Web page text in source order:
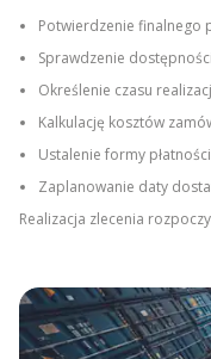
Potwierdzenie finalnego
Sprawdzenie
Określenie czasu
Kalkulację kosztów
Ustalenie formy płatności
Zaplanowanie daty
Realizacja zlecenia